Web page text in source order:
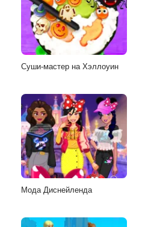
Суши-мастер на Хэллоуин
Мода Диснейленда